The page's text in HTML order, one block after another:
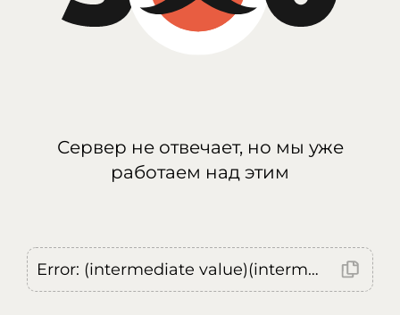
Сервер не отвечает, но мы уже
работаем над этим
Error: (intermediate value)(intermediate value)(intermediate value).replaceAll is not a function